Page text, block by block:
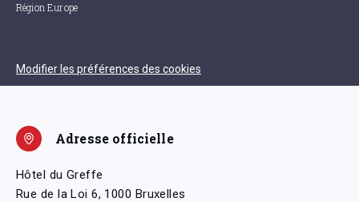
Région Europe
Modifier les préférences des cookies
Adresse officielle
Hôtel du Greffe
Rue de la Loi 6, 1000 Bruxelles